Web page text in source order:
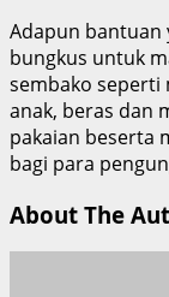
Adapun bantuan
bungkus untuk
sembako seperti
anak, beras dan
pakaian beserta
bagi para
About The